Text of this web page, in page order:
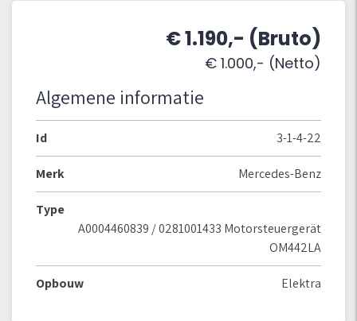
€ 1.190,- (Bruto)
€ 1.000,- (Netto)
Algemene informatie
Id 3-1-4-22
Merk Mercedes-Benz
Type
A0004460839 / 0281001433 Motorsteuergerät
OM442LA
Opbouw Elektra